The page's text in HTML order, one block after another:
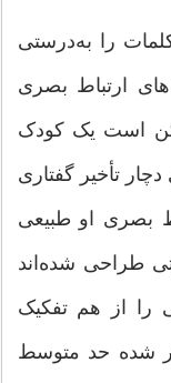
را به‌درستی
ارتباط بصری
است یک کودک
تأخیر گفتاری
بصری او طبیعی
طراحی شده‌اند
را از هم تفکیک
شده حد متوسط